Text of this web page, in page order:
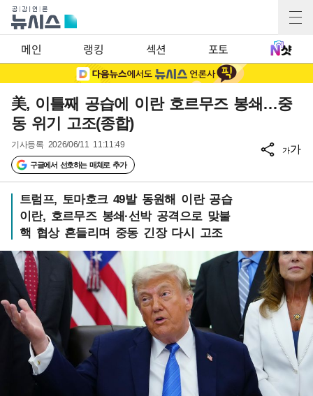
메인 랭킹 섹션 포토
美, 이틀째 공습에 이란 호르무즈 봉쇄…중
동 위기 고조(종합)
기사등록 2026/06/11 11:11:49
구글에서 선호하는 매체로 추가
가가
트럼프, 토마호크 49발 동원해 이란 공습
이란, 호르무즈 봉쇄·선박 공격으로 맞불
핵 협상 흔들리며 중동 긴장 다시 고조